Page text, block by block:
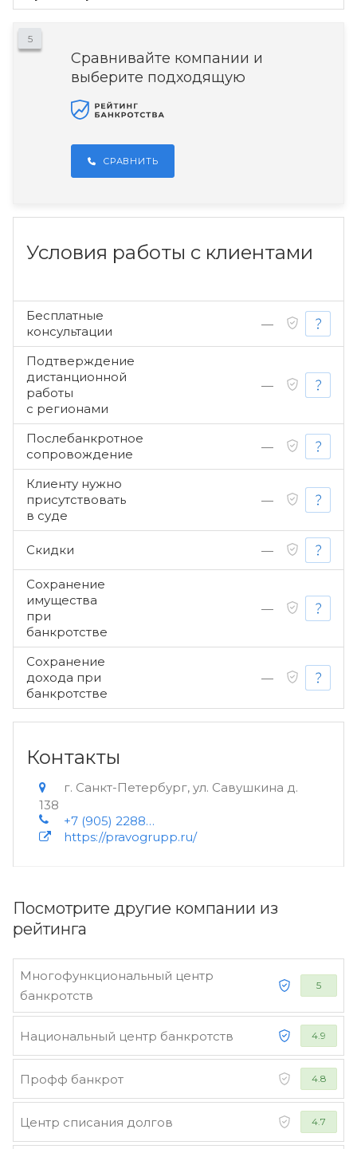
Посмотрите другие компании из
рейтинга
Многофункциональный центр
банкротств
5
Национальный центр банкротств 4.9
Профф банкрот 4.8
Центр списания долгов 4.7
5
Сравнивайте компании и
выберите подходящую
СРАВНИТЬ
Условия работы с клиентами
Бесплатные
консультации
—
Подтверждение
дистанционной
работы
с регионами
—
Послебанкротное
сопровождение
—
Клиенту нужно
присутствовать
в суде
—
Скидки —
Сохранение
имущества
при
банкротстве
—
Сохранение
дохода при
банкротстве
—
Контакты
г. Санкт-Петербург, ул. Савушкина д.
138
+7 (905) 2288316
https://pravogrupp.ru/